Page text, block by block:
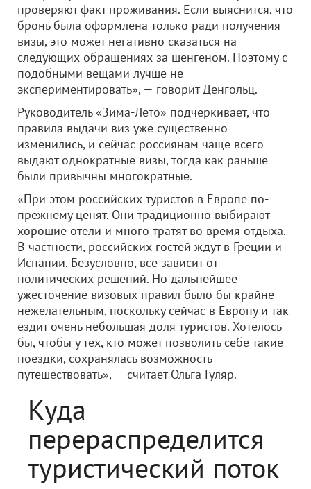
проверяют факт проживания. Если выяснится, что
бронь была оформлена только ради получения
визы, это может негативно сказаться на
следующих обращениях за шенгеном. Поэтому с
подобными вещами лучше не
экспериментировать», — говорит Денгольц.
Руководитель «Зима-Лето» подчеркивает, что
правила выдачи виз уже существенно
изменились, и сейчас россиянам чаще всего
выдают однократные визы, тогда как раньше
были привычны многократные.
«При этом российских туристов в Европе по-
прежнему ценят. Они традиционно выбирают
хорошие отели и много тратят во время отдыха.
В частности, российских гостей ждут в Греции и
Испании. Безусловно, все зависит от
политических решений. Но дальнейшее
ужесточение визовых правил было бы крайне
нежелательным, поскольку сейчас в Европу и так
ездит очень небольшая доля туристов. Хотелось
бы, чтобы у тех, кто может позволить себе такие
поездки, сохранялась возможность
путешествовать», — считает Ольга Гуляр.
Куда
перераспределится
туристический поток